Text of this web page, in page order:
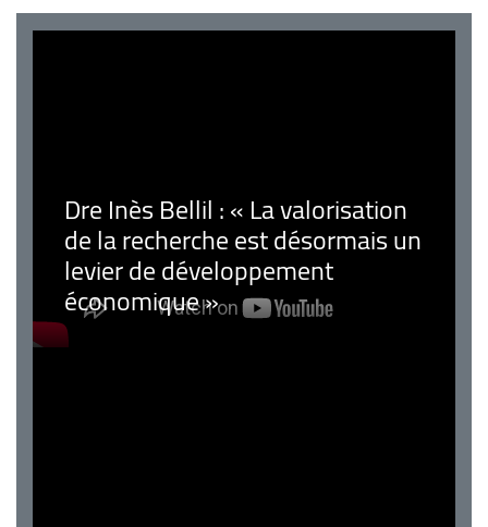
Dre Inès Bellil : « La valorisation
de la recherche est désormais un
levier de développement
économique »